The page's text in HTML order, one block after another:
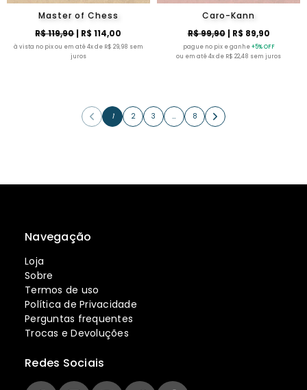
Master of Chess
R$ 119,90| R$ 114,00
à vista no pix ou em até 4x de R$ 29,98 sem
juros
Caro-Kann
R$ 99,90| R$ 89,90
pague no pix e ganhe+5% OFF
ou em até 4x de R$ 22,48 sem juros
1 2 3 … 8
Navegação
Loja
Sobre
Termos de uso
Política de Privacidade
Perguntas frequentes
Trocas e Devoluções
Redes Sociais